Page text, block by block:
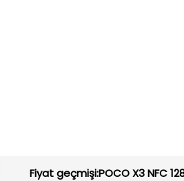
Fiyat geçmişi:POCO X3 NFC